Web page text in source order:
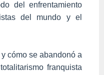
del enfrentamiento
del mundo y el
cómo se abandonó a
franquista